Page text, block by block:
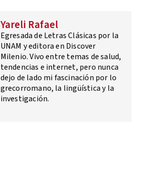
Yareli Rafael
Egresada de Letras Clásicas por la
UNAM y editora en Discover
Milenio. Vivo entre temas de salud,
tendencias e internet, pero nunca
dejo de lado mi fascinación por lo
grecorromano, la lingüística y la
investigación.